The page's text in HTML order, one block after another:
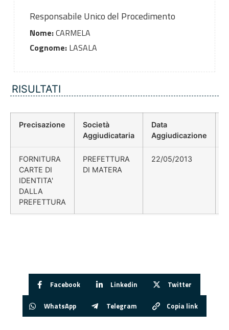
Responsabile Unico del Procedimento
Nome:CARMELA
Cognome:LASALA
RISULTATI
Precisazione
Società
Aggiudicataria
Data
Aggiudicazione
FORNITURA
CARTE DI
IDENTITA'
DALLA
PREFETTURA
PREFETTURA
DI MATERA
22/05/2013
Facebook Linkedin Twitter
WhatsApp Telegram Copia link